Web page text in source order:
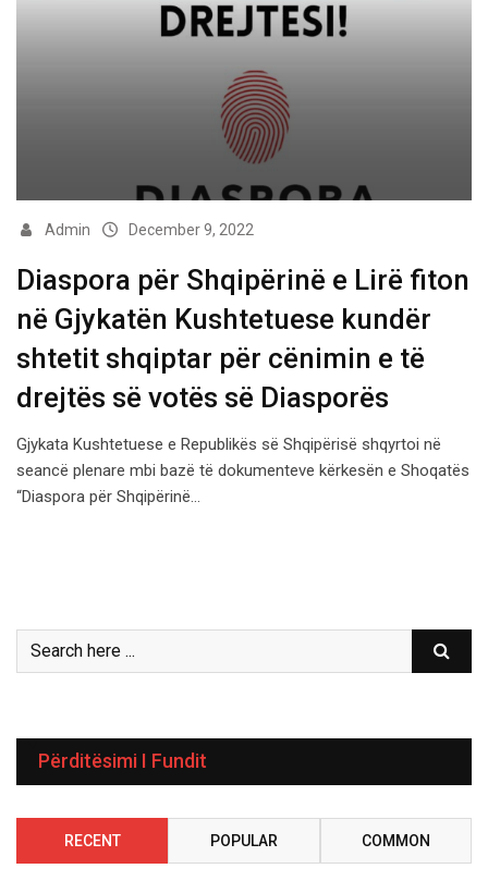
Admin December 9, 2022
Diaspora për Shqipërinë e Lirë fiton
në Gjykatën Kushtetuese kundër
shtetit shqiptar për cënimin e të
drejtës së votës së Diasporës
Gjykata Kushtetuese e Republikës së Shqipërisë shqyrtoi në
seancë plenare mbi bazë të dokumenteve kërkesën e Shoqatës
“Diaspora për Shqipërinë…
Përditësimi I Fundit
RECENT POPULAR COMMON